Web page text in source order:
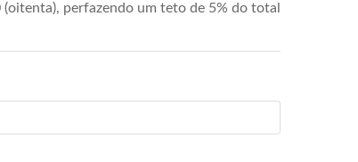
perfazendo um teto de 5% do total